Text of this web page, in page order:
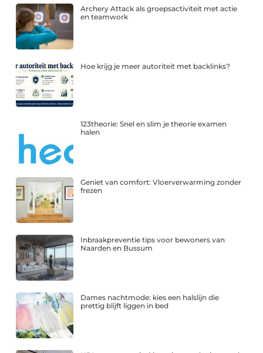
Archery Attack als groepsactiviteit met actie
en teamwork
Hoe krijg je meer autoriteit met backlinks?
123theorie: Snel en slim je theorie examen
halen
Geniet van comfort: Vloerverwarming zonder
frezen
Inbraakpreventie tips voor bewoners van
Naarden en Bussum
Dames nachtmode: kies een halslijn die
prettig blijft liggen in bed